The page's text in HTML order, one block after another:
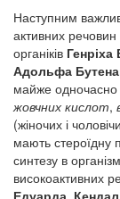
Наступним
активних речовин
органіків Генріха
Адольфа
майже одночасно
жовчних кислот,
(жіночих і
мають стероїдну
синтезу в
високоактивних
Едуарда